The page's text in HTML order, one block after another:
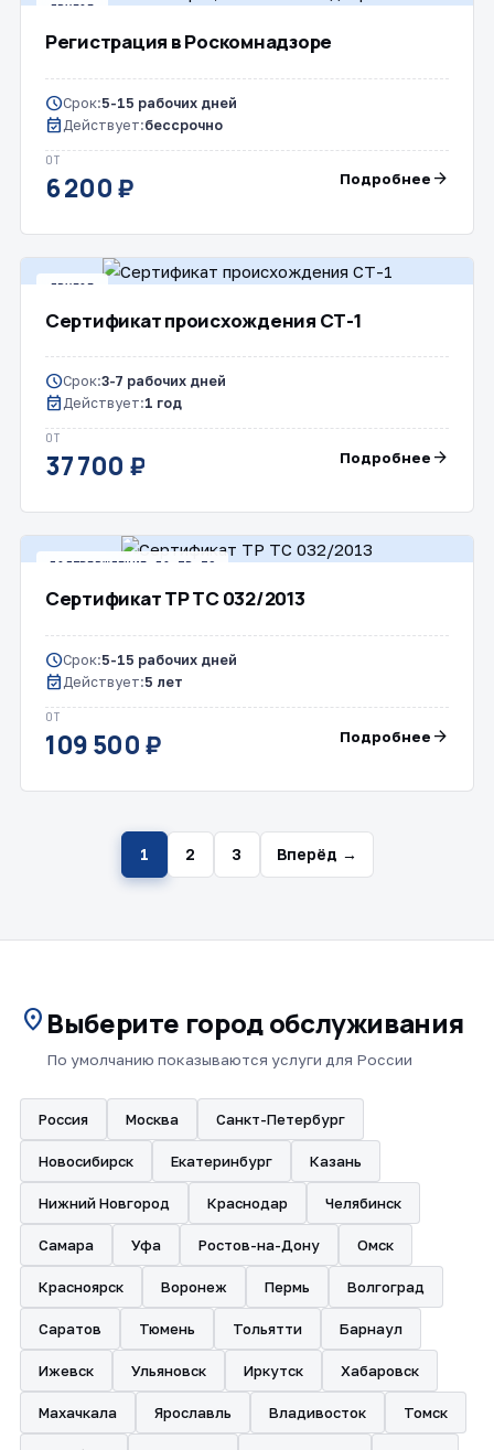
ДРУГОЕ
Регистрация в Роскомнадзоре
scheduleСрок:5-15 рабочих дней
event_available Действует:бессрочно
ОТ
6 200 ₽ Подробнее arrow_forward
ДРУГОЕ
Сертификат происхождения СТ-1
scheduleСрок:3-7 рабочих дней
event_availableДействует:1 год
ОТ
37 700 ₽ Подробнее arrow_forward
ПОДТВЕРЖДЕНИЕ ПО ТР ТС
Сертификат ТР ТС 032/2013
scheduleСрок:5-15 рабочих дней
event_availableДействует:5 лет
ОТ
109 500 ₽ Подробнее arrow_forward
1 2 3 Вперёд →
location_on Выберите город обслуживания
По умолчанию показываются услуги для России
Россия Москва Санкт-Петербург
Новосибирск Екатеринбург Казань
Нижний Новгород Краснодар Челябинск
Самара Уфа Ростов-на-Дону Омск
Красноярск Воронеж Пермь Волгоград
Саратов Тюмень Тольятти Барнаул
Ижевск Ульяновск Иркутск Хабаровск
Махачкала Ярославль Владивосток Томск